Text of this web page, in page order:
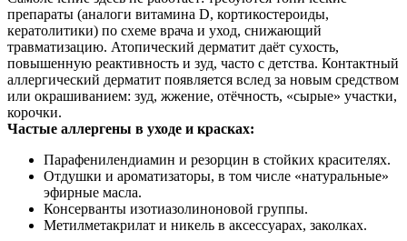
препараты (аналоги витамина D, кортикостероиды,
кератолитики) по схеме врача и уход, снижающий
травматизацию. Атопический дерматит даёт сухость,
повышенную реактивность и зуд, часто с детства. Контактный
аллергический дерматит появляется вслед за новым средством
или окрашиванием: зуд, жжение, отёчность, «сырые» участки,
корочки.
Частые аллергены в уходе и красках:
Парафенилендиамин и резорцин в стойких красителях.
Отдушки и ароматизаторы, в том числе «натуральные»
эфирные масла.
Консерванты изотиазолиноновой группы.
Метилметакрилат и никель в аксессуарах, заколках.